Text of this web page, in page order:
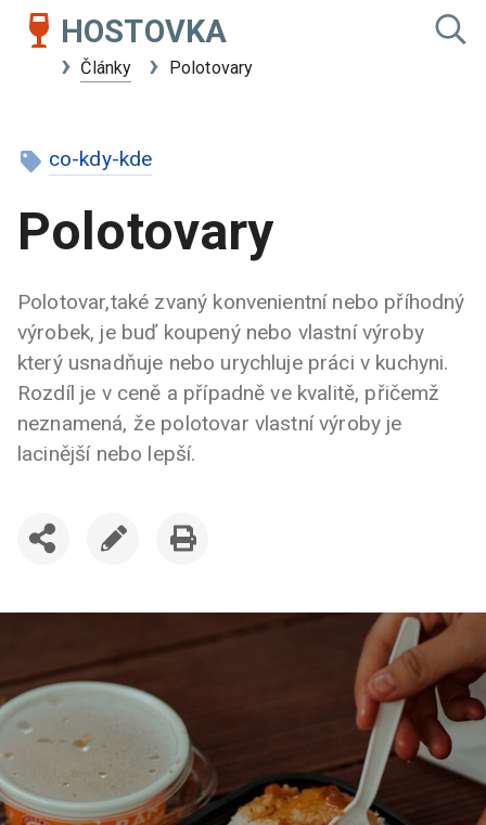
HOSTOVKA
Články Polotovary
co-kdy-kde
Polotovary
Polotovar,také zvaný konvenientní nebo příhodný
výrobek, je buď koupený nebo vlastní výroby
který usnadňuje nebo urychluje práci v kuchyni.
Rozdíl je v ceně a případně ve kvalitě, přičemž
neznamená, že polotovar vlastní výroby je
lacinější nebo lepší.